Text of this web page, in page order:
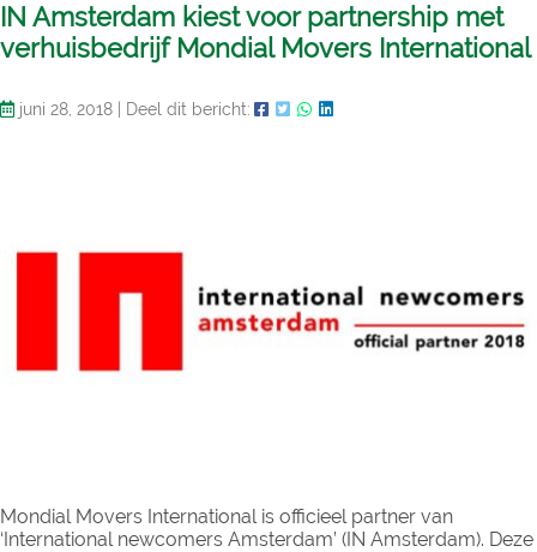
IN Amsterdam kiest voor partnership met
verhuisbedrijf Mondial Movers International
juni 28, 2018 Deel dit bericht:
Mondial Movers International is officieel partner van
‘International newcomers Amsterdam’ (IN Amsterdam). Deze